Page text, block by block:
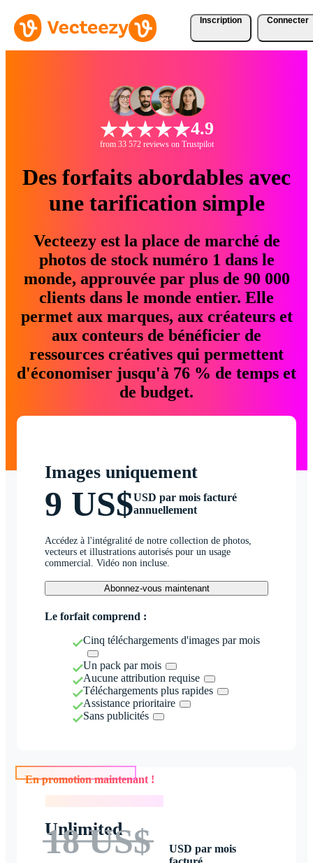
Inscription Connecter
4.9
from 33 572 reviews on Trustpilot
Des forfaits abordables avec
une tarification simple
Vecteezy est la place de marché de
photos de stock numéro 1 dans le
monde, approuvée par plus de 90 000
clients dans le monde entier. Elle
permet aux marques, aux créateurs et
aux conteurs de bénéficier de
ressources créatives qui permettent
d'économiser jusqu'à 76 % de temps et
de budget.
Images uniquement
9 US$USD par mois facturé
annuellement
Accédez à l'intégralité de notre collection de photos,
vecteurs et illustrations autorisés pour un usage
commercial. Vidéo non incluse.
Abonnez-vous maintenant
Le forfait comprend :
Cinq téléchargements d'images par mois
Un pack par mois
Aucune attribution requise
Téléchargements plus rapides
Assistance prioritaire
Sans publicités
En promotion maintenant !
Unlimited
18 US$
USD par mois